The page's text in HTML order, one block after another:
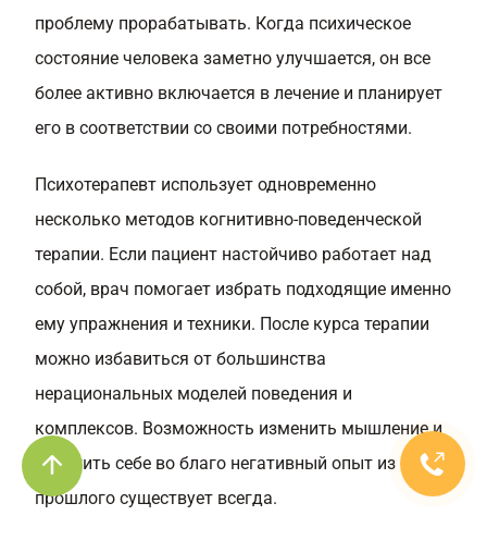
проблему прорабатывать. Когда психическое
состояние человека заметно улучшается, он все
более активно включается в лечение и планирует
его в соответствии со своими потребностями.
Психотерапевт использует одновременно
несколько методов когнитивно-поведенческой
терапии. Если пациент настойчиво работает над
собой, врач помогает избрать подходящие именно
ему упражнения и техники. После курса терапии
можно избавиться от большинства
нерациональных моделей поведения и
комплексов. Возможность изменить мышление и
обратить себе во благо негативный опыт из
прошлого существует всегда.